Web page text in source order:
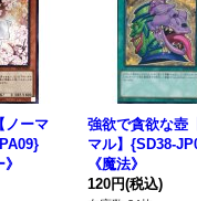
ノーマ
強欲で貪欲な壺
マル】{SD38-
《魔法》
120円(税込)